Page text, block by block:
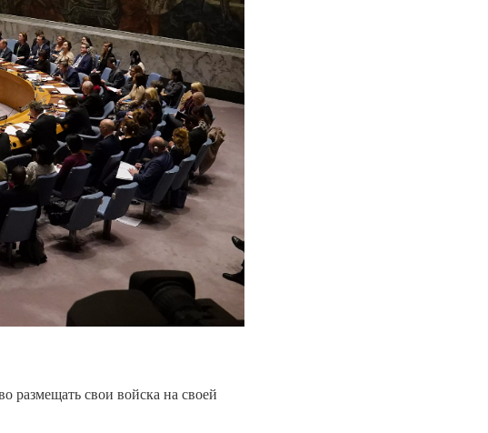
размещать свои войска на своей